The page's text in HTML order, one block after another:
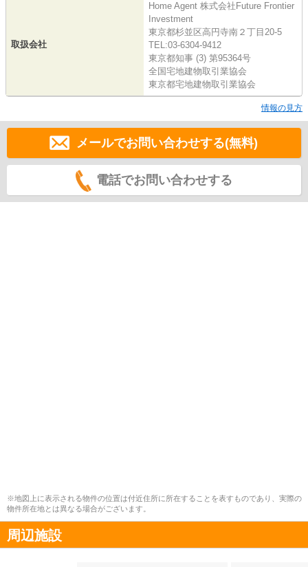
取扱会社
Home Agent 株式会社Future Frontier
Investment
東京都杉並区高円寺南２丁目20-5
TEL:03-6304-9412
東京都知事 (3) 第95364号
全国宅地建物取引業協会
東京都宅地建物取引業協会
情報の見方
メールでお問い合わせする(無料)
電話でお問い合わせする
※地図上に表示される物件の位置は付近住所に所在することを表すものであり、実際の
物件所在地とは異なる場合がございます。
周辺施設